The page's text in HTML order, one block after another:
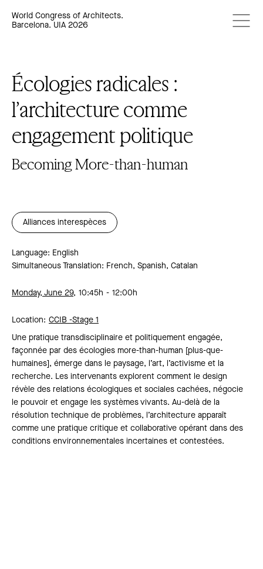
World Congress of Architects.
Barcelona. UIA 2026
Écologies radicales :
l’architecture comme
engagement politique
Becoming More-than-human
Alliances interespèces
Language: English
Simultaneous Translation: French, Spanish, Catalan
Monday, June 29, 10:45h 12:00h
Location: CCIB -Stage 1
Une pratique transdisciplinaire et politiquement engagée,
façonnée par des écologies more-than-human [plus-que-
humaines], émerge dans le paysage, l’art, l’activisme et la
recherche. Les intervenants explorent comment le design
révèle des relations écologiques et sociales cachées, négocie
le pouvoir et engage les systèmes vivants. Au-delà de la
résolution technique de problèmes, l’architecture apparaît
comme une pratique critique et collaborative opérant dans des
conditions environnementales incertaines et contestées.